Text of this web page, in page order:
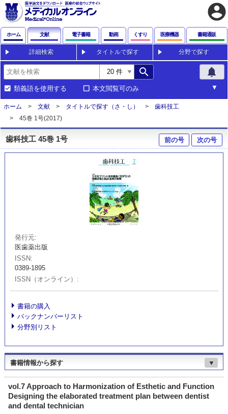
account_circle
ホーム 文献 電子書籍 動画 くすり 医療機器 書籍通販
詳細検索 タイトルで探す 分野で探す
search notifications
類義語を使用する 本文閲覧可のみ
ホーム 文献 タイトルで探す（さ・し）
歯科技工
45巻 1号(2017)
歯科技工 45巻 1号 前の号 次の号
発行元
医歯薬出版
ISSN
0389-1895
ISSN（オンライン）
書籍の購入
バックナンバーリスト
分野別リスト
書籍情報から探す ▼
vol.7 Approach to Harmonization of Esthetic and Function
Designing the elaborated treatment plan between dentist
and dental technician